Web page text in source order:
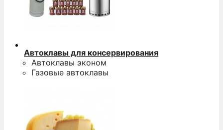
Автоклавы для консервирования
Автоклавы эконом
Газовые автоклавы